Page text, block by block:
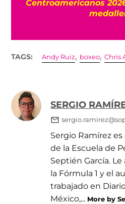
Centroamericanos
TAGS: Andy Ruiz, boxeo,Chris
SERGIO
Sergio Ramírez
de la Escuela de
Septién García.
la Fórmula 1 y el
trabajado en
México,... More by